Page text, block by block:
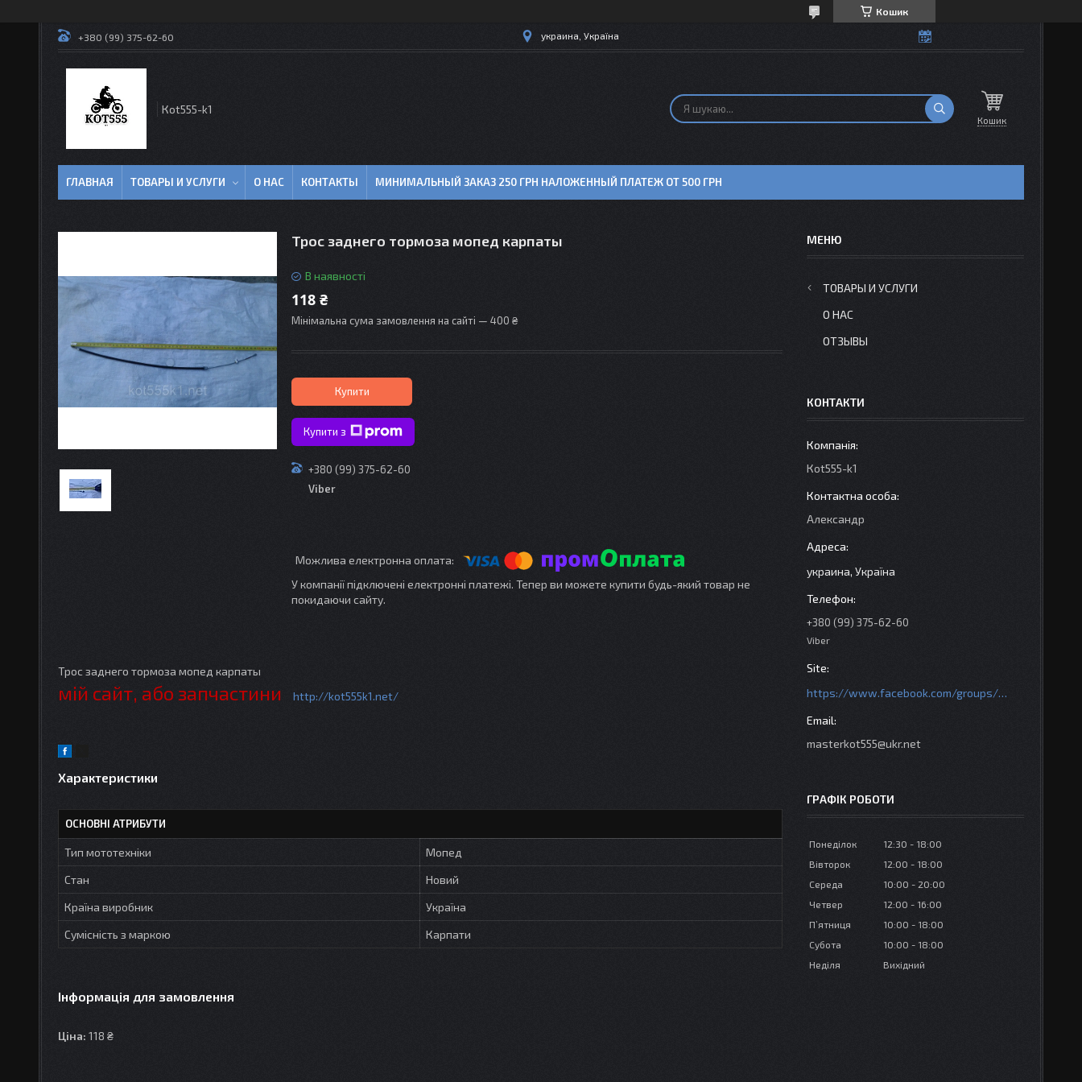
Кошик
+380 (99) 375-62-60 украина, Україна
Кot555-k1
Кошик
ГЛАВНАЯ ТОВАРЫ И УСЛУГИ О НАС КОНТАКТЫ МИНИМАЛЬНЫЙ ЗАКАЗ 250 ГРН НАЛОЖЕННЫЙ ПЛАТЕЖ ОТ 500 ГРН
Трос заднего тормоза мопед карпаты
В наявності
118 ₴
Мінімальна сума замовлення на сайті — 400 ₴
Купити
Купити з
+380 (99) 375-62-60
Viber
У компанії підключені електронні платежі. Тепер ви можете купити будь-який товар не
покидаючи сайту.
Трос заднего тормоза мопед карпаты
мій сайт, або запчастини http://kot555k1.net/
Характеристики
ОСНОВНІ АТРИБУТИ
Тип мототехніки
Мопед
Стан
Новий
Країна виробник
Україна
Сумісність з маркою
Карпати
Інформація для замовлення
Ціна: 118 ₴
ТОВАРЫ И УСЛУГИ
О НАС
ОТЗЫВЫ
КОНТАКТИ
Кot555-k1
Александр
украина, Україна
+380 (99) 375-62-60
Viber
https://www.facebook.com/groups/httpsmotoshara.net
masterkot555@ukr.net
ГРАФІК РОБОТИ
Понеділок 12:30
18:00
Вівторок
12:00
18:00
Середа
10:00
20:00
Четвер
12:00
16:00
Пʼятниця
10:00
18:00
Субота
10:00
18:00
Неділя
Вихідний